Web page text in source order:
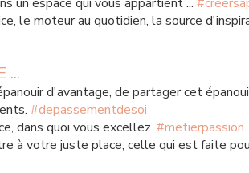
un espace qui vous appartient ...
le moteur au quotidien, la source
...
d'avantage, de partager cet
#depassementdesoi
dans quoi vous excellez. #metierpassion
à votre juste place, celle qui est faite